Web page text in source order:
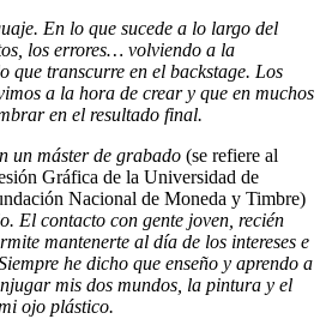
En lo que sucede a lo largo del
los errores… volviendo a la
que transcurre en el backstage. Los
a la hora de crear y que en muchos
en el resultado final.
un máster de grabado (se refiere al
Gráfica de la Universidad de
Nacional de Moneda y Timbre)
El contacto con gente joven, recién
mantenerte al día de los intereses e
he dicho que enseño y aprendo a
mis dos mundos, la pintura y el
ojo plástico.